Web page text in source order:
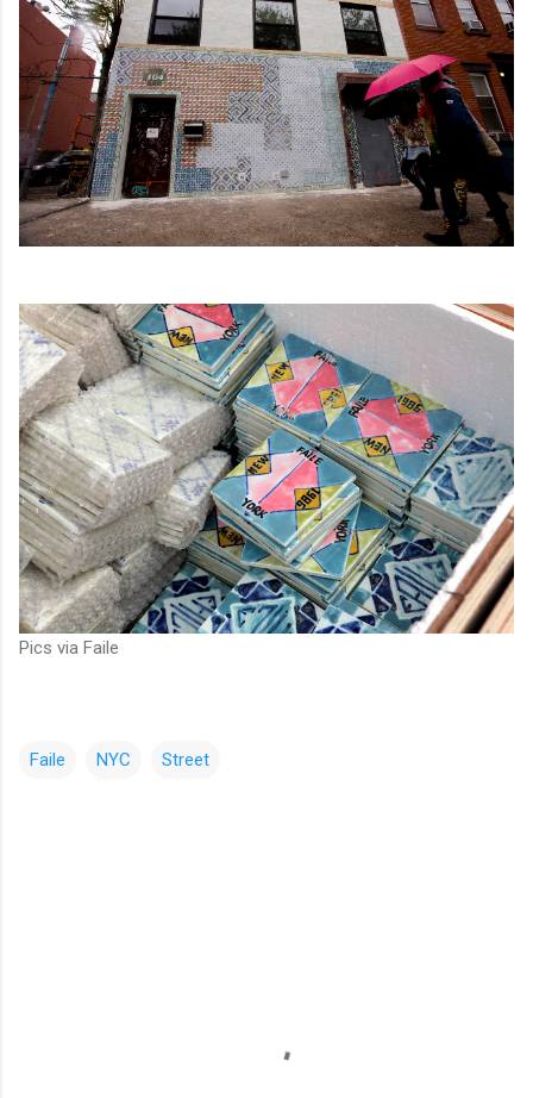
Pics via Faile
Faile NYC Street